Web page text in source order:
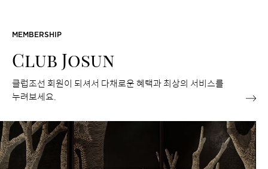
MEMBERSHIP
Club Josun
클럽조선 회원이 되셔서 다채로운 혜택과 최상의 서비스를
누려보세요.